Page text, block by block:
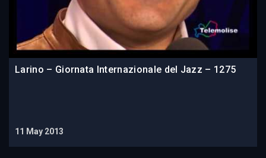
Larino – Giornata Internazionale del Jazz – 1275
11 May 2013